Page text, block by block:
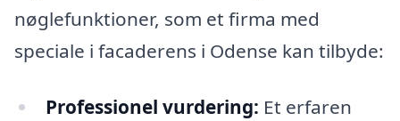
nøglefunktioner, som et firma med
speciale i facaderens i Odense kan tilbyde:
Professionel vurdering: Et erfaren